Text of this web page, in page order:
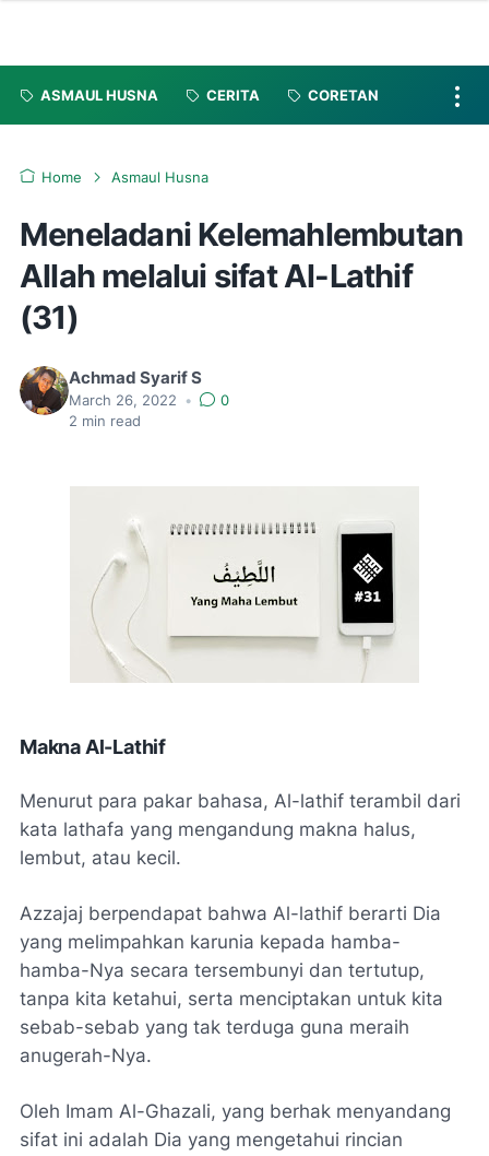
ASMAUL HUSNA CERITA CORETAN
Home Asmaul Husna
Meneladani Kelemahlembutan
Allah melalui sifat Al-Lathif
(31)
Achmad Syarif S
March 26, 2022 •
0
2 min read
Makna Al-Lathif
Menurut para pakar bahasa, Al-lathif terambil dari
kata lathafa yang mengandung makna halus,
lembut, atau kecil.
Azzajaj berpendapat bahwa Al-lathif berarti Dia
yang melimpahkan karunia kepada hamba-
hamba-Nya secara tersembunyi dan tertutup,
tanpa kita ketahui, serta menciptakan untuk kita
sebab-sebab yang tak terduga guna meraih
anugerah-Nya.
Oleh Imam Al-Ghazali, yang berhak menyandang
sifat ini adalah Dia yang mengetahui rincian